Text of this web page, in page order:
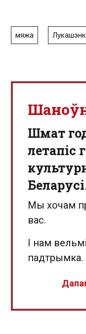
мяжа
Шмат
летапіс
Мы хочам
вас.
І нам
падтрымка.